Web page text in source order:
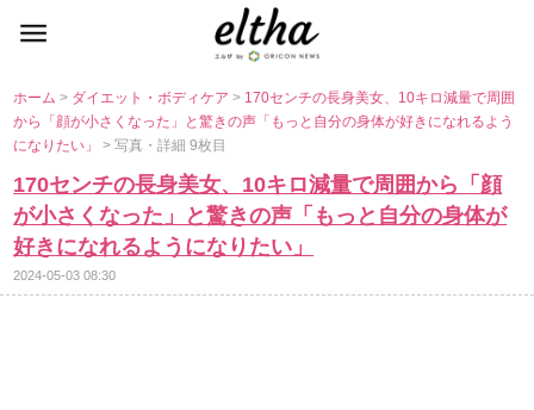
ホーム> ダイエット・ボディケア> 170センチの長身美女、10キロ減量で周囲
から「顔が小さくなった」と驚きの声「もっと自分の身体が好きになれるよう
になりたい」> 写真・詳細 9枚目
170センチの長身美女、10キロ減量で周囲から「顔
が小さくなった」と驚きの声「もっと自分の身体が
好きになれるようになりたい」
2024-05-03 08:30